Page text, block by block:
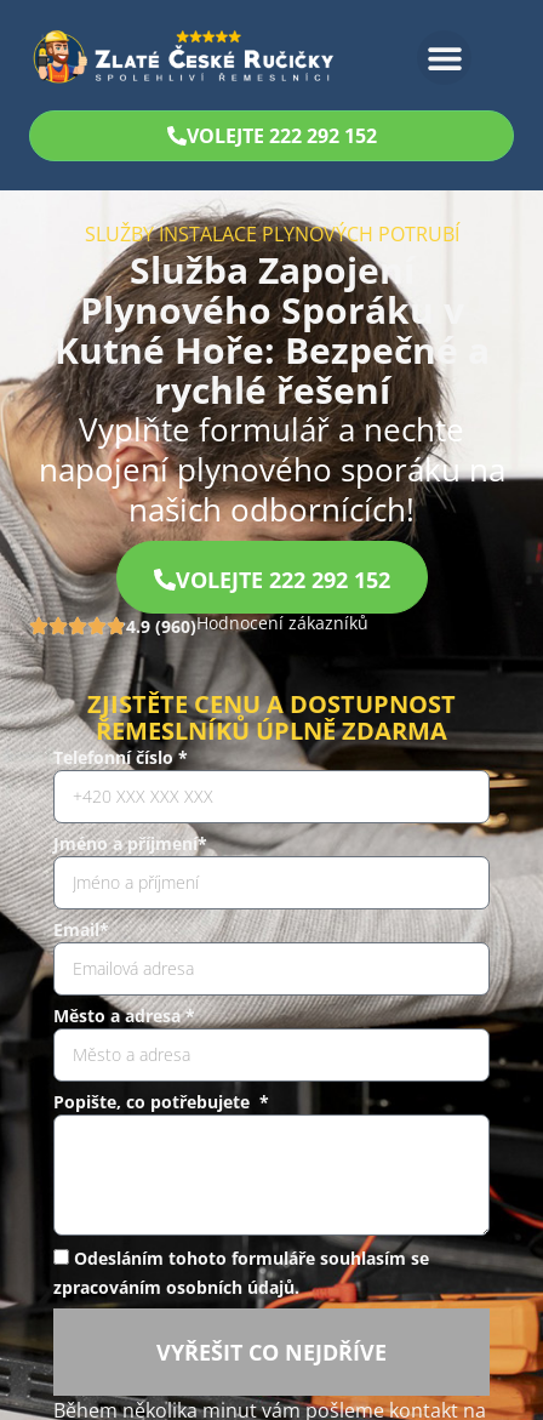
VOLEJTE 222 292 152
SLUŽBY INSTALACE PLYNOVÝCH POTRUBÍ
Služba Zapojení
Plynového Sporáku v
Kutné Hoře: Bezpečné a
rychlé řešení
Vyplňte formulář a nechte
napojení plynového sporáku na
našich odbornících!
VOLEJTE 222 292 152
4.9 (960)Hodnocení zákazníků
ZJISTĚTE CENU A DOSTUPNOST
ŘEMESLNÍKŮ ÚPLNĚ ZDARMA
Telefonní číslo *
Jméno a příjmení*
Email*
Město a adresa *
Popište, co potřebujete *
Odesláním tohoto formuláře souhlasím se
zpracováním osobních údajů.
VYŘEŠIT CO NEJDŘÍVE
Během několika minut vám pošleme kontakt na